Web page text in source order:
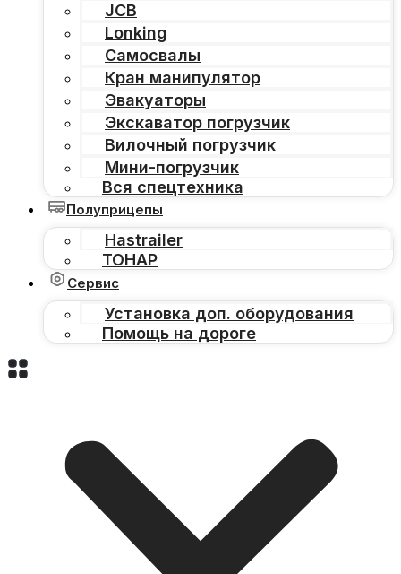
JCB
Lonking
Самосвалы
Кран манипулятор
Эвакуаторы
Экскаватор погрузчик
Вилочный погрузчик
Мини-погрузчик
Вся спецтехника
Полуприцепы
Hastrailer
ТОНАР
Сервис
Установка доп. оборудования
Помощь на дороге